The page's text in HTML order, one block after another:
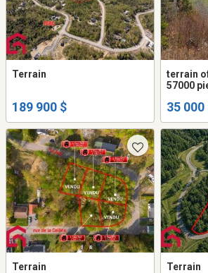
Terrain
189 900 $
terrain
57000
35 000
Terrain Terrain